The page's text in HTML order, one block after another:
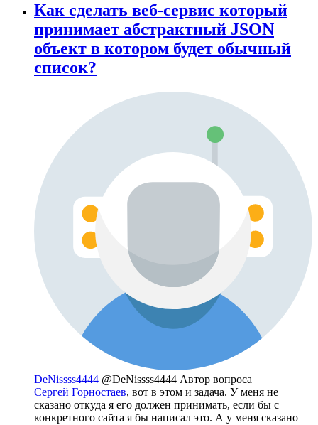
Как сделать веб-сервис который
принимает абстрактный JSON
объект в котором будет обычный
список?
DeNissss4444 @DeNissss4444 Автор вопроса
Сергей Горностаев, вот в этом и задача. У меня не
сказано откуда я его должен принимать, если бы с
конкретного сайта я бы написал это. А у меня сказано